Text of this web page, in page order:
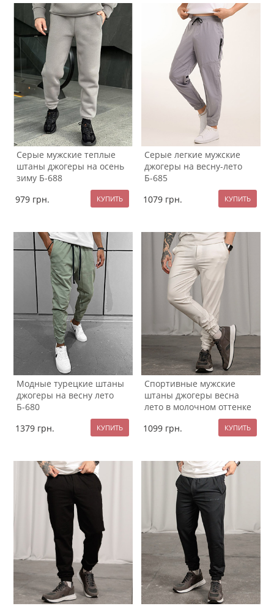
Серые мужские теплые
штаны джогеры на осень
зиму Б-688
979 грн.
Серые легкие мужские
джогеры на весну-лето
Б-685
1079 грн.
Модные турецкие штаны
джогеры на весну лето
Б-680
1379 грн.
Спортивные мужские
штаны джогеры весна
лето в молочном оттенке
1099 грн.